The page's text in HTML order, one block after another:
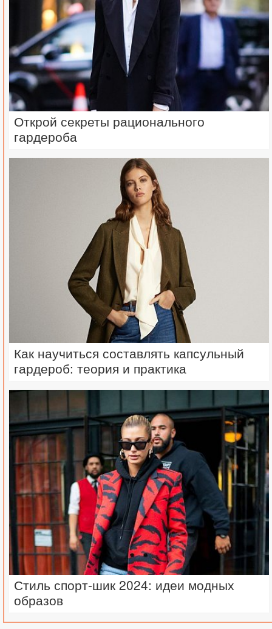
Открой секреты рационального
гардероба
Как научиться составлять капсульный
гардероб: теория и практика
Стиль спорт-шик 2024: идеи модных
образов